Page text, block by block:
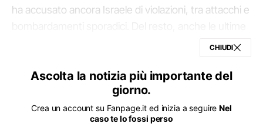
ha accusato ancora Israele di violazioni, tra attacchi e
dichiarazioni del ministro della Difesa israeliano, Israel
chi sta cercando la pace. Ha detto che le IDF non si
ritireranno dal sud del Libano, che continueranno a
mantenere le posizioni che hanno conquistato,
perché l’obiettivo rimane sempre quello di disarmare
CHIUDI
Ascolta la notizia più importante del
giorno.
Crea un account su Fanpage.it ed inizia a seguireNel
caso te lo fossi perso